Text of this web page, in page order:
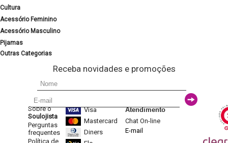
Cultura
Acessório Feminino
Acessório Masculino
Pijamas
Outras Categorias
Receba novidades e promoções
Sobre o
Soulojista
Perguntas
frequentes
Política de
Visa
Mastercard
Diners
Atendimento
Chat On-line
E-mail